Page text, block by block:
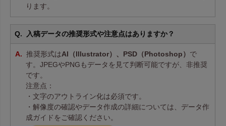
ります。
入稿データの推奨形式や注意点はありますか？
推奨形式はAI（Illustrator）、PSD（Photoshop） で
す。JPEGやPNGもデータを見て判断可能ですが、非推奨
です。
注意点：
・文字のアウトライン化は必須です。
・解像度の確認やデータ作成の詳細については、データ作
成ガイドをご確認ください。